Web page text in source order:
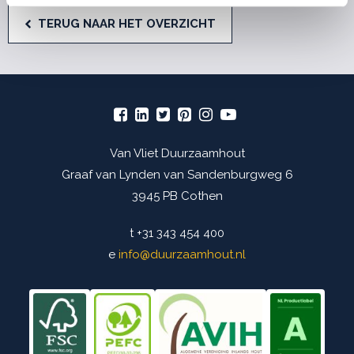
TERUG NAAR HET OVERZICHT
Van Vliet Duurzaamhout
Graaf van Lynden van Sandenburgweg 6
3945 PB Cothen
t +31 343 454 400
e info@duurzaamhout.nl